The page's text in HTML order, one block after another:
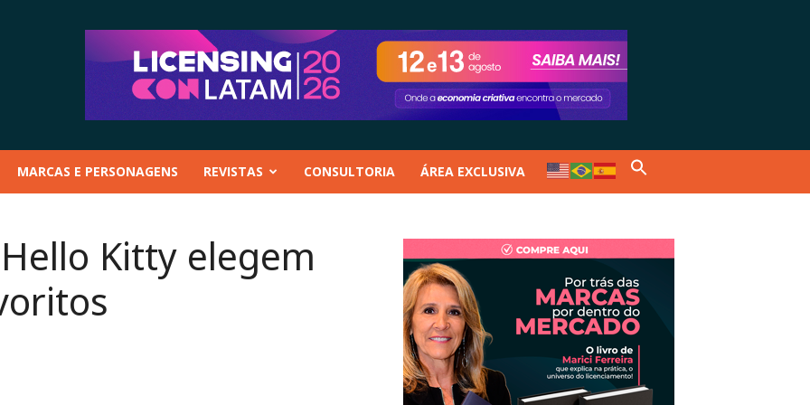
MARCAS E PERSONAGENS REVISTAS CONSULTORIA ÁREA EXCLUSIVA
Kitty elegem